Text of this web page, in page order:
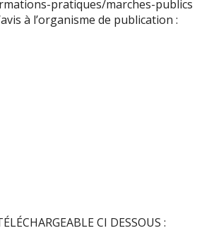
pratiques/marches-publics
à l’organisme de publication :
CI DESSOUS :